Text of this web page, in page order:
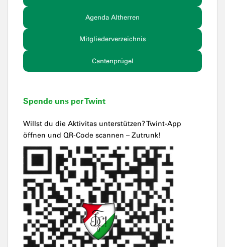
Agenda Altherren
Mitgliederverzeichnis
Cantenprügel
Spende uns per Twint
Willst du die Aktivitas unterstützen? Twint-App
öffnen und QR-Code scannen – Zutrunk!